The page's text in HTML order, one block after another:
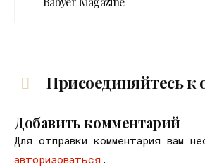
Присоединяйтесь
Добавить комментарий
Для отправки комментария вам
авторизоваться .